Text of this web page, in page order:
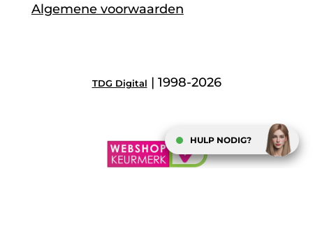
Algemene voorwaarden
TDG Digital | 1998-2026
HULP NODIG?